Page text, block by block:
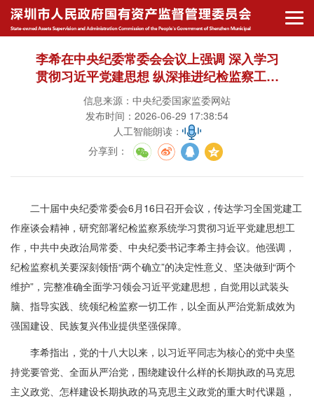
李希在中央纪委常委会会议上强调 深入学习
贯彻习近平党建思想 纵深推进纪检监察工作
高质量发展
信息来源：中央纪委国家监委网站
发布时间：2026-06-29 17:38:54
人工智能朗读：
分享到 ：
二十届中央纪委常委会6月16日召开会议，传达学习全国党建工
作座谈会精神，研究部署纪检监察系统学习贯彻习近平党建思想工
作，中共中央政治局常委、中央纪委书记李希主持会议。他强调，
纪检监察机关要深刻领悟“两个确立”的决定性意义、坚决做到“两个
维护”，完整准确全面学习领会习近平党建思想，自觉用以武装头
脑、指导实践、统领纪检监察一切工作，以全面从严治党新成效为
强国建设、民族复兴伟业提供坚强保障。
李希指出，党的十八大以来，以习近平同志为核心的党中央坚
持党要管党、全面从严治党，围绕建设什么样的长期执政的马克思
主义政党、怎样建设长期执政的马克思主义政党的重大时代课题，